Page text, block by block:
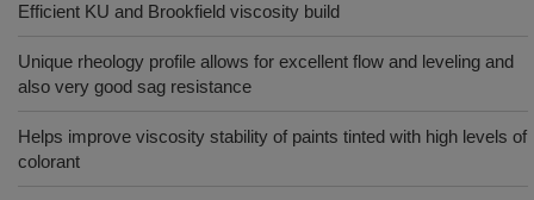
Efficient KU and Brookfield viscosity build
Unique rheology profile allows for excellent flow and leveling and
also very good sag resistance
Helps improve viscosity stability of paints tinted with high levels of
colorant